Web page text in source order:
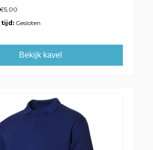
tijd: Gesloten
Bekijk kavel